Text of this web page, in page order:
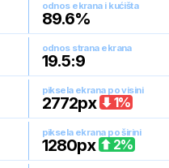
odnos ekrana i kućišta
89.6%
odnos strana ekrana
19.5:9
piksela ekrana po visini
2772px 1%
piksela ekrana po širini
1280px 2%